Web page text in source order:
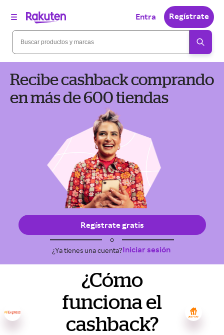
Entra Regístrate
Recibe cashback comprando
en más de 600 tiendas
Regístrate gratis
o
¿Ya tienes una cuenta?Iniciar sesión
¿Cómo
funciona el
cashback?